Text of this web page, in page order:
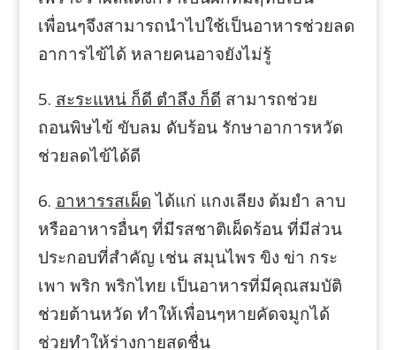
เพื่อนๆจึงสามารถนำไปใช้เป็นอาหารช่วยลด
อาการไข้ได้ หลายคนอาจยังไม่รู้
5. สะระแหน่ ก็ดี ตำลึง ก็ดี สามารถช่วย
ถอนพิษไข้ ขับลม ดับร้อน รักษาอาการหวัด
ช่วยลดไข้ได้ดี
6. อาหารรสเผ็ดได้แก่ แกงเลียง ต้มยำ ลาบ
หรืออาหารอื่นๆ ที่มีรสชาติเผ็ดร้อน ที่มีส่วน
ประกอบที่สำคัญ เช่น สมุนไพร ขิง ข่า กระ
เพา พริก พริกไทย เป็นอาหารที่มีคุณสมบัติ
ช่วยต้านหวัด ทำให้เพื่อนๆหายคัดจมูกได้
ช่วยทำให้ร่างกายสดชื่น